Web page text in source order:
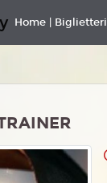
Home |